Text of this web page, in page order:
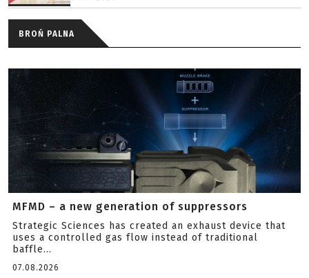
BROŃ PALNA
MFMD – a new generation of suppressors
Strategic Sciences has created an exhaust device that
uses a controlled gas flow instead of traditional
baffle...
07.08.2026